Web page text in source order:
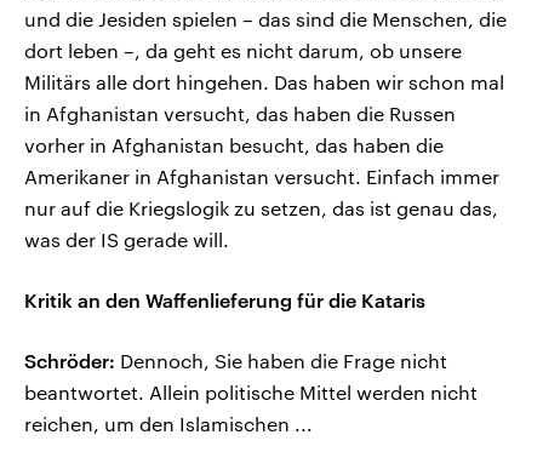
und die Jesiden spielen – das sind die Menschen, die
dort leben –, da geht es nicht darum, ob unsere
Militärs alle dort hingehen. Das haben wir schon mal
in Afghanistan versucht, das haben die Russen
vorher in Afghanistan besucht, das haben die
Amerikaner in Afghanistan versucht. Einfach immer
nur auf die Kriegslogik zu setzen, das ist genau das,
was der IS gerade will.
Kritik an den Waffenlieferung für die Kataris
Schröder: Dennoch, Sie haben die Frage nicht
beantwortet. Allein politische Mittel werden nicht
reichen, um den Islamischen ...